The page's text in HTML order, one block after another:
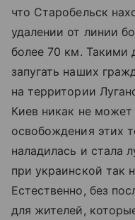
что Старобельск
удалении от линии
более 70 км. Такими
запугать наших
на территории
Киев никак не
освобождения этих
наладилась и стала
при украинской так
Естественно, без
для жителей,